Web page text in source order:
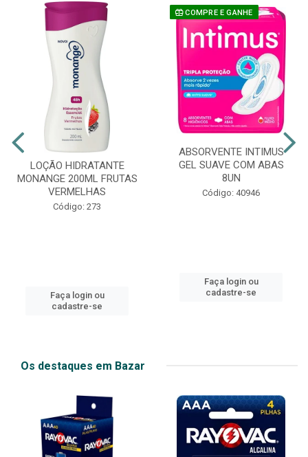
LOÇÃO HIDRATANTE
MONANGE 200ML FRUTAS
VERMELHAS
Código: 273
Faça login ou
cadastre-se
COMPRE E GANHE
ABSORVENTE INTIMUS
GEL SUAVE COM ABAS
8UN
Código: 40946
Faça login ou
cadastre-se
Os destaques em Bazar